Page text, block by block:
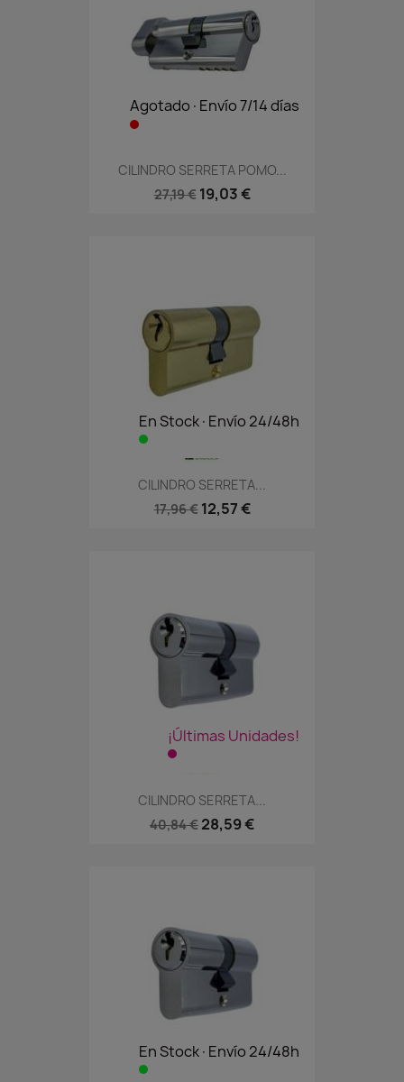
Agotado·Envío 7/14 días
CILINDRO SERRETA POMO...
27,19 € 19,03 €
En Stock·Envío 24/48h
CILINDRO SERRETA...
17,96 € 12,57 €
¡Últimas Unidades!
CILINDRO SERRETA...
40,84 € 28,59 €
En Stock·Envío 24/48h